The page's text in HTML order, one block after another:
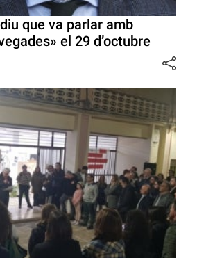
que va parlar amb
el 29 d’octubre